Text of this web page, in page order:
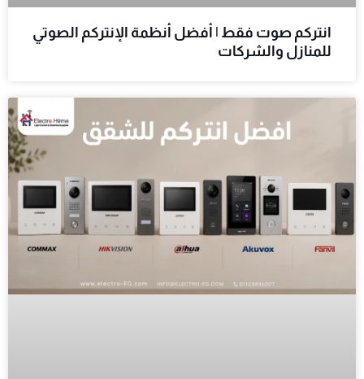
انتركم صوت فقط | أفضل أنظمة الإنتركم الصوتي
للمنازل والشركات